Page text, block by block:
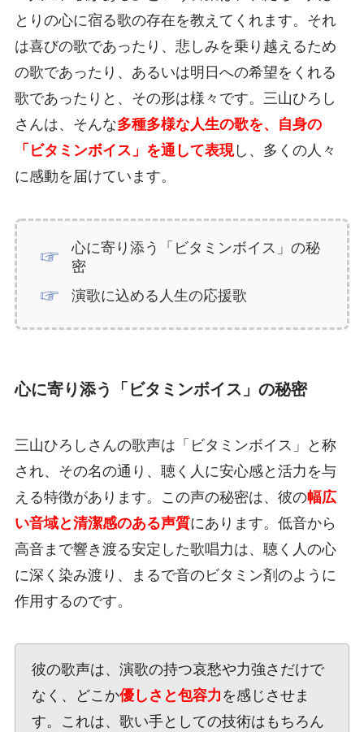
とりの心に宿る歌の存在を教えてくれます。それ
は喜びの歌であったり、悲しみを乗り越えるため
の歌であったり、あるいは明日への希望をくれる
歌であったりと、その形は様々です。三山ひろし
さんは、そんな多種多様な人生の歌を、自身の
「ビタミンボイス」を通して表現し、多くの人々
に感動を届けています。
心に寄り添う「ビタミンボイス」の秘
密
演歌に込める人生の応援歌
心に寄り添う「ビタミンボイス」の秘密
三山ひろしさんの歌声は「ビタミンボイス」と称
され、その名の通り、聴く人に安心感と活力を与
える特徴があります。この声の秘密は、彼の幅広
い音域と清潔感のある声質にあります。低音から
高音まで響き渡る安定した歌唱力は、聴く人の心
に深く染み渡り、まるで音のビタミン剤のように
作用するのです。
彼の歌声は、演歌の持つ哀愁や力強さだけで
なく、どこか優しさと包容力 を感じさせま
す。これは、歌い手としての技術はもちろん